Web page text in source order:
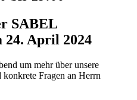
SABEL
24. April 2024
um mehr über unsere
Fragen an Herrn